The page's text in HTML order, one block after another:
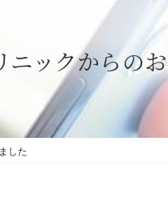
ニックからの
した